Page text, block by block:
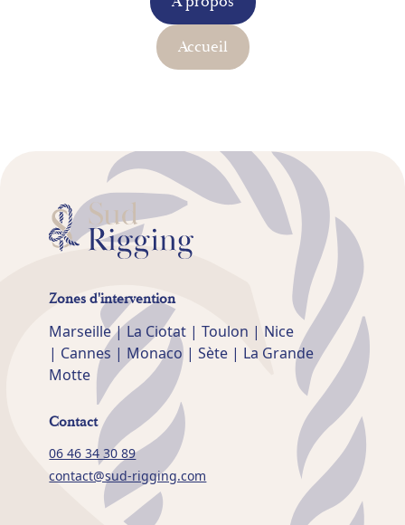
8-12 12-16
12-16 16-20
175 14-18 18-22
200 14-20
16-22
Accueil
Zones d'intervention
Marseille | La Ciotat | Toulon | Nice
| Cannes | Monaco | Sète | La Grande
Motte
Contact
06 46 34 30 89
contact@sud-rigging.com